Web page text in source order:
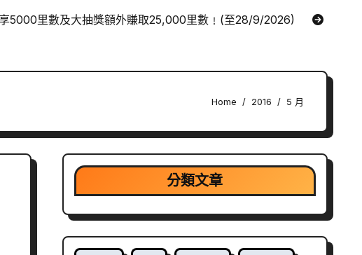
5000里數及大抽獎額外賺取25,000里數﹗(至28/9/2026)
Home 2016 5 月
分類文章